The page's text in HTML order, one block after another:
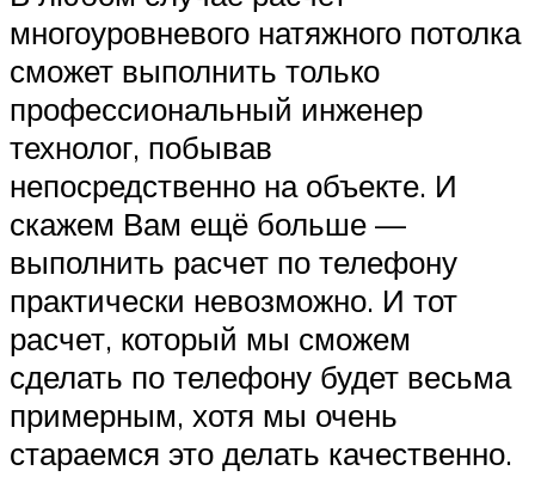
многоуровневого натяжного потолка
сможет выполнить только
профессиональный инженер
технолог, побывав
непосредственно на объекте. И
скажем Вам ещё больше —
выполнить расчет по телефону
практически невозможно. И тот
расчет, который мы сможем
сделать по телефону будет весьма
примерным, хотя мы очень
стараемся это делать качественно.